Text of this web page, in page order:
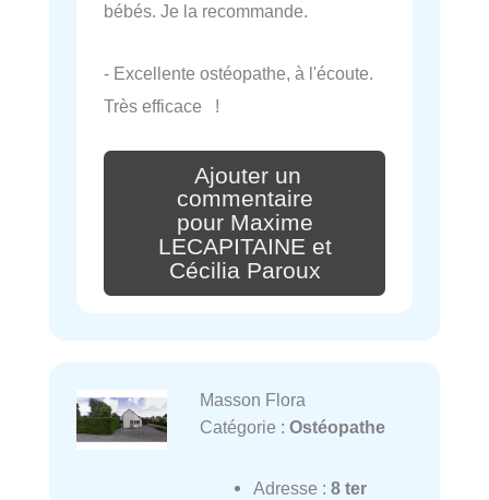
bébés. Je la recommande.
- Excellente ostéopathe, à l'écoute.
Très efficace !
Ajouter un
commentaire
pour Maxime
LECAPITAINE et
Cécilia Paroux
Masson Flora
Catégorie : Ostéopathe
Adresse : 8 ter